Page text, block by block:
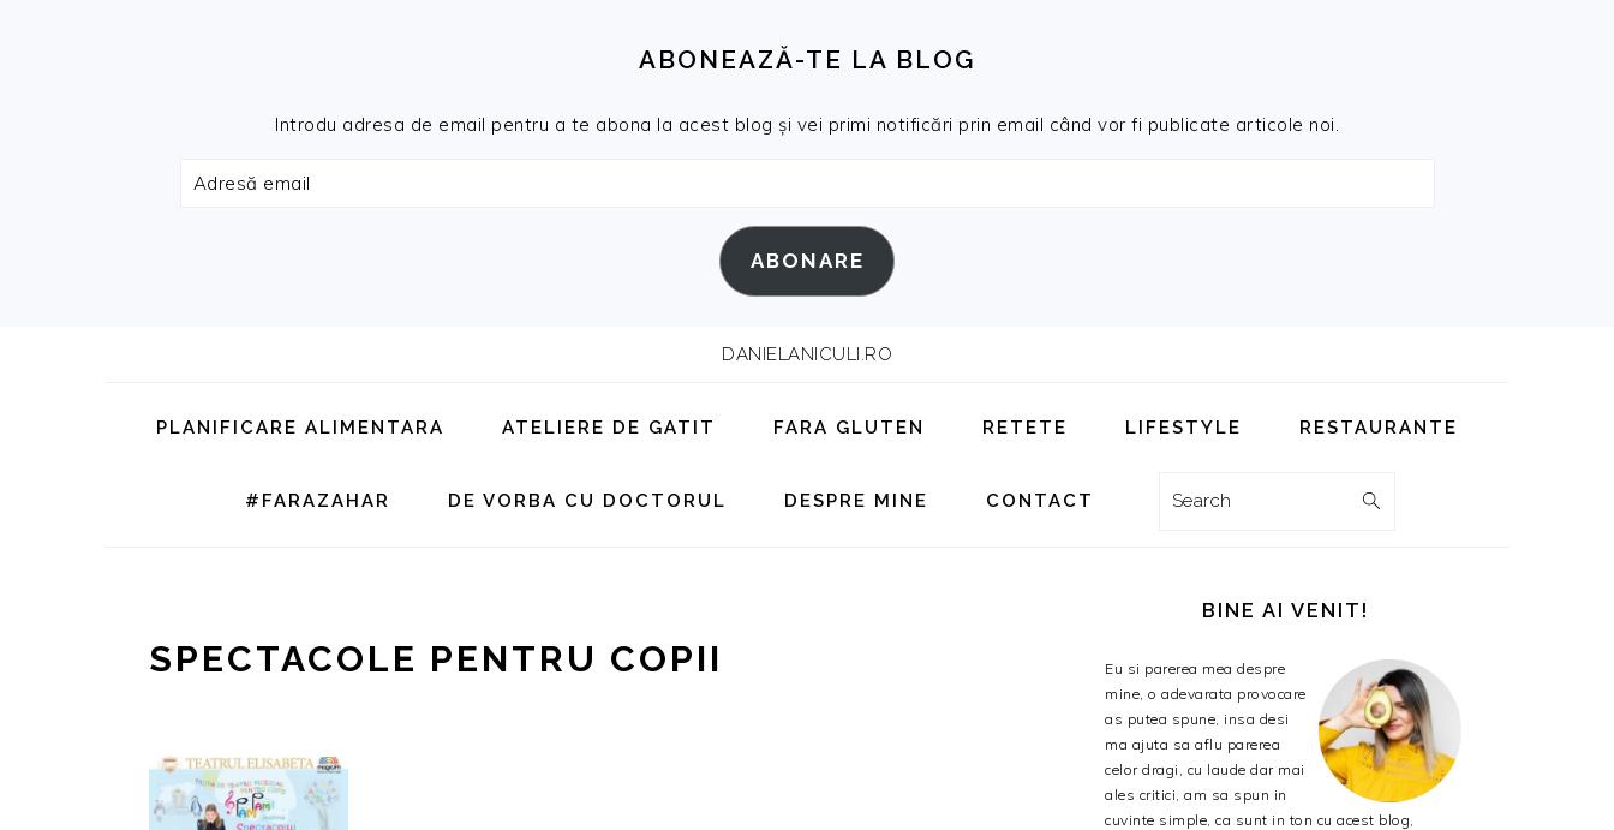
ABONEAZĂ-TE LA BLOG
Introdu adresa de email pentru a te abona la acest blog și vei primi notificări prin email când vor fi publicate articole noi.
Adresă
ABONARE
DANIELANICULI.RO
PLANIFICARE ALIMENTARA ATELIERE DE GATIT FARA GLUTEN RETETE LIFESTYLE RESTAURANTE
#FARAZAHAR DE VORBA CU DOCTORUL DESPRE MINE CONTACT Search
SPECTACOLE PENTRU COPII
PRINCIPALĂBINE AI VENIT!
Eu si parerea mea despre
mine, o adevarata provocare
as putea spune, insa desi
ma ajuta sa aflu parerea
celor dragi, cu laude dar mai
ales critici, am sa spun in
cuvinte simple, ca sunt in ton cu acest blog,